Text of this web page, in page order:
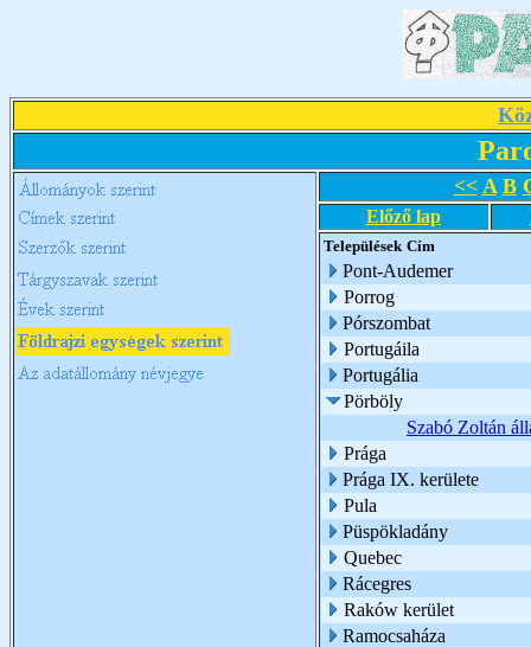
<< A B
Előző lap
Települések Cím
Pont-Audemer
Porrog
Pórszombat
Portugáila
Portugália
Pörböly
Szabó Zoltán
Prága
Prága IX. kerülete
Pula
Püspökladány
Quebec
Rácegres
Raków kerület
Ramocsaháza